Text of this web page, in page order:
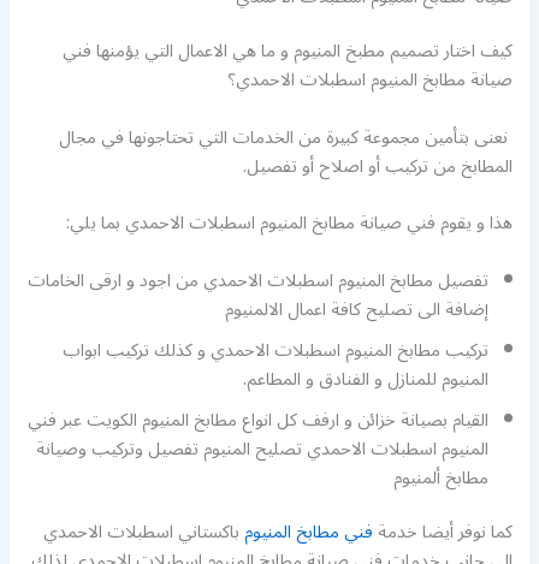
كيف اختار تصميم مطبخ المنيوم و ما هي الاعمال التي يؤمنها فني
صيانة مطابخ المنيوم اسطبلات الاحمدي؟
نعنى بتأمين مجموعة كبيرة من الخدمات التي تحتاجونها في مجال
المطابخ من تركيب أو اصلاح أو تفصيل.
هذا و يقوم فني صيانة مطابخ المنيوم اسطبلات الاحمدي بما يلي:
تفصيل مطابخ المنيوم اسطبلات الاحمدي من اجود و ارقى الخامات
إضافة الى تصليح كافة اعمال الالمنيوم
تركيب مطابخ المنيوم اسطبلات الاحمدي و كذلك تركيب ابواب
المنيوم للمنازل و الفنادق و المطاعم.
القيام بصيانة خزائن و ارفف كل انواع مطابخ المنيوم الكويت عبر فني
المنيوم اسطبلات الاحمدي تصليح المنيوم تفصيل وتركيب وصيانة
مطابخ ألمنيوم
كما نوفر أيضا خدمةفني مطابخ المنيومباكستاني اسطبلات الاحمدي